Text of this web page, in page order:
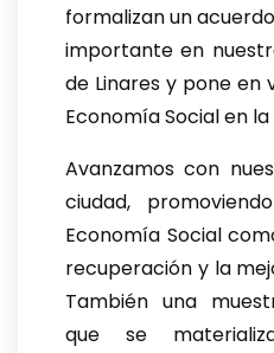
formalizan un
importante en
de Linares y pone en
Economía Social en
Avanzamos con
ciudad,
Economía Social
recuperación y la
También una
que se